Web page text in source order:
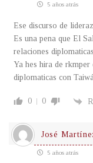
5 años atrás
Ese discurso de
Es una pena que El
relaciones
Ya hes hira de
diplomaticas con
0 0
José
5 años atrás